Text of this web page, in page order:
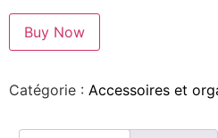
Buy Now
Catégorie : Accessoires et